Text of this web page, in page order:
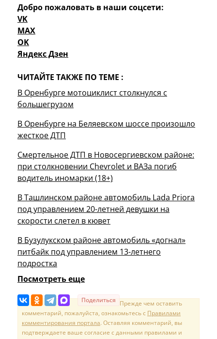
Добро пожаловать в наши соцсети:
VK
MAX
OK
Яндекс Дзен
ЧИТАЙТЕ ТАКЖЕ ПО ТЕМЕ :
В Оренбурге мотоциклист столкнулся с
большегрузом
В Оренбурге на Беляевском шоссе произошло
жесткое ДТП
Смертельное ДТП в Новосергиевском районе:
при столкновении Chevrolet и ВАЗа погиб
водитель иномарки (18+)
В Ташлинском районе автомобиль Lada Priora
под управлением 20-летней девушки на
скорости слетел в кювет
В Бузулукском районе автомобиль «догнал»
питбайк под управлением 13-летнего
подростка
Посмотреть еще
Поделиться Прежде чем оставить
комментарий, пожалуйста, ознакомьтесь с Правилами
комментирования портала. Оставляя комментарий, вы
подтверждаете ваше согласие с данными правилами и